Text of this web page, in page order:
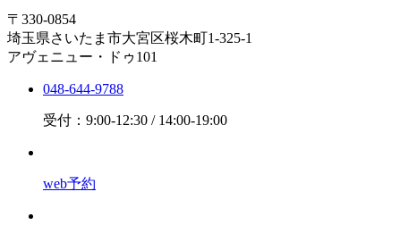
〒330-0854
埼玉県さいたま市大宮区桜木町1-325-1
アヴェニュー・ドゥ101
048-644-9788
受付：9:00-12:30 / 14:00-19:00
web予約